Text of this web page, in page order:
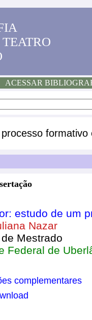
ACESSAR
formativo
estudo de um
Nazar
Mestrado
Federal de
complementares